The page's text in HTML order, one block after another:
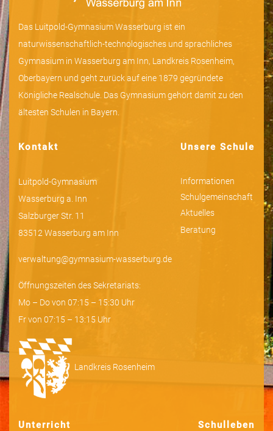
Das Luitpold-Gymnasium Wasserburg ist ein
naturwissenschaftlich-technologisches und sprachliches
Gymnasium in Wasserburg am Inn, Landkreis Rosenheim,
Oberbayern und geht zurück auf eine 1879 gegründete
Königliche Realschule. Das Gymnasium gehört damit zu den
ältesten Schulen in Bayern.
Kontakt
Luitpold-Gymnasium
Wasserburg a. Inn
Salzburger Str. 11
83512 Wasserburg am Inn
verwaltung@gymnasium-wasserburg.de
Öffnungszeiten des Sekretariats:
Mo – Do von 07:15 – 15:30 Uhr
Fr von 07:15 – 13:15 Uhr
Landkreis Rosenheim
Unsere Schule
Informationen
Schulgemeinschaft
Aktuelles
Beratung
Unterricht Schulleben